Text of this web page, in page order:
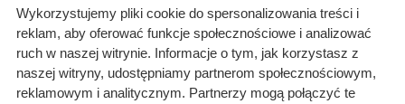
O nas
Rozwiązania
Monitoring
przetargów
Wykorzystujemy pliki cookie do spersonalizowania treści i
reklam, aby oferować funkcje społecznościowe i analizować
ruch w naszej witrynie. Informacje o tym, jak korzystasz z
naszej witryny, udostępniamy partnerom społecznościowym,
reklamowym i analitycznym. Partnerzy mogą połączyć te